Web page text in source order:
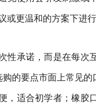
或更温和的方案下进行
性承诺，而是在每次
购的要点市面上常见
，适合初学者；橡胶